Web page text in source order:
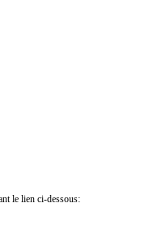
le lien ci-dessous: